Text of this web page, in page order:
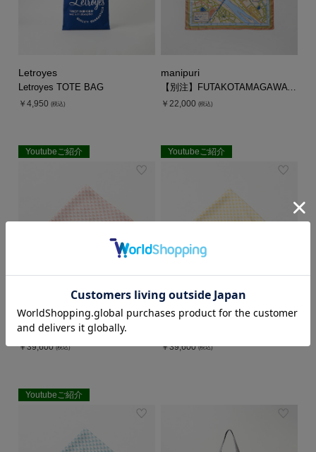
Letroyes
Letroyes TOTE BAG
￥4,950 (税込)
manipuri
【別注】FUTAKOTAMAGAWA MAP SCARF
￥22,000 (税込)
Youtubeご紹介
Faliero Sarti
SILK SCARF A WAVE PRINT
￥39,600 (税込)
Youtubeご紹介
Faliero Sarti
￥39,600 (税込)
Youtubeご紹介